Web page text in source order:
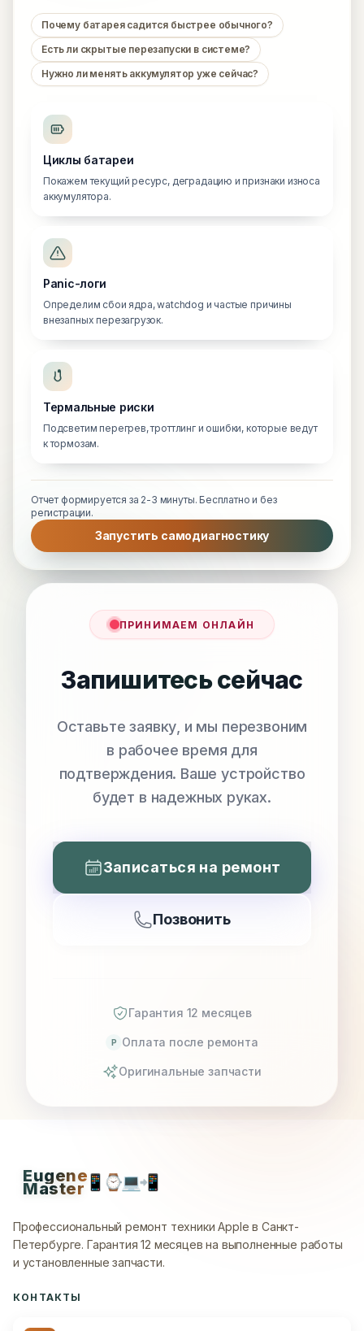
Почему батарея садится быстрее обычного?
Есть ли скрытые перезапуски в системе?
Нужно ли менять аккумулятор уже сейчас?
Циклы батареи
Покажем текущий ресурс, деградацию и признаки износа
аккумулятора.
Panic-логи
Определим сбои ядра, watchdog и частые причины
внезапных перезагрузок.
Термальные риски
Подсветим перегрев, троттлинг и ошибки, которые ведут
к тормозам.
Отчет формируется за 2-3 минуты. Бесплатно и без
регистрации.
Запустить самодиагностику
ПРИНИМАЕМ ОНЛАЙН
Запишитесь сейчас
Оставьте заявку, и мы перезвоним
в рабочее время для
подтверждения. Ваше устройство
будет в надежных руках.
Записаться на ремонт
Позвонить
Гарантия 12 месяцев
P Оплата после ремонта
Оригинальные запчасти
Eugene
Master📱 ⌚💻📲
Профессиональный ремонт техники Apple в Санкт-
Петербурге. Гарантия 12 месяцев на выполненные работы
и установленные запчасти.
КОНТАКТЫ